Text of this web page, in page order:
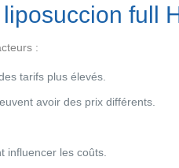
full
:
tarifs plus élevés.
avoir des prix différents.
influencer les coûts.